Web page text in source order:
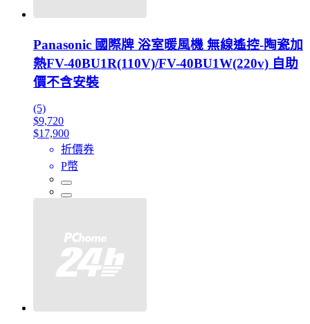
Panasonic 國際牌 浴室暖風機 無線遙控-陶瓷加
熱FV-40BU1R(110V)/FV-40BU1W(220v) 自助
價不含安裝
(5)
$9,720
$17,900
折價券
P幣